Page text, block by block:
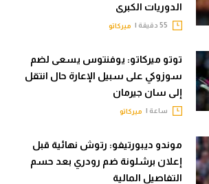
الدوريات الكبرى
ميركاتو
توتو ميركاتو: يوفنتوس يسعى لضم
سوزوكي على سبيل الإعارة حال انتقل
إلى سان جيرمان
ساعة | ميركاتو
موندو ديبورتيفو: رتوش نهائية قبل
إعلان برشلونة ضم رودري بعد حسم
التفاصيل المالية